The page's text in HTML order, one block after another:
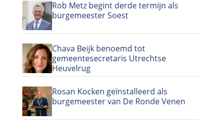
Rob Metz begint derde termijn als
burgemeester Soest
Chava Beijk benoemd tot
gemeentesecretaris Utrechtse
Heuvelrug
Rosan Kocken geïnstalleerd als
burgemeester van De Ronde Venen